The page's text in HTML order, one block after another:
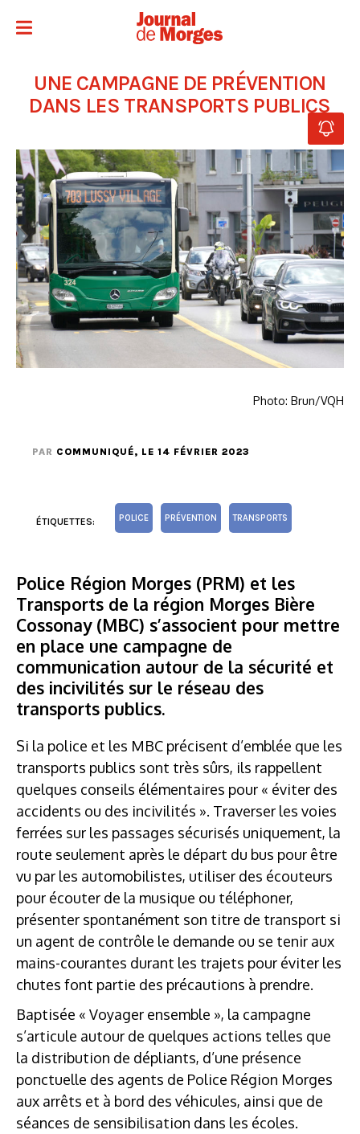
UNE CAMPAGNE DE PRÉVENTION
DANS LES TRANSPORTS PUBLICS
Photo: Brun/VQH
PAR COMMUNIQUÉ, LE 14 FÉVRIER 2023
ÉTIQUETTES: POLICE PRÉVENTION TRANSPORTS
Police Région Morges (PRM) et les
Transports de la région Morges Bière
Cossonay (MBC) s’associent pour mettre
en place une campagne de
communication autour de la sécurité et
des incivilités sur le réseau des
transports publics.
Si la police et les MBC précisent d’emblée que les
transports publics sont très sûrs, ils rappellent
quelques conseils élémentaires pour « éviter des
accidents ou des incivilités ». Traverser les voies
ferrées sur les passages sécurisés uniquement, la
route seulement après le départ du bus pour être
vu par les automobilistes, utiliser des écouteurs
pour écouter de la musique ou téléphoner,
présenter spontanément son titre de transport si
un agent de contrôle le demande ou se tenir aux
mains-courantes durant les trajets pour éviter les
chutes font partie des précautions à prendre.
Baptisée « Voyager ensemble », la campagne
s’articule autour de quelques actions telles que
la distribution de dépliants, d’une présence
ponctuelle des agents de Police Région Morges
aux arrêts et à bord des véhicules, ainsi que de
séances de sensibilisation dans les écoles.